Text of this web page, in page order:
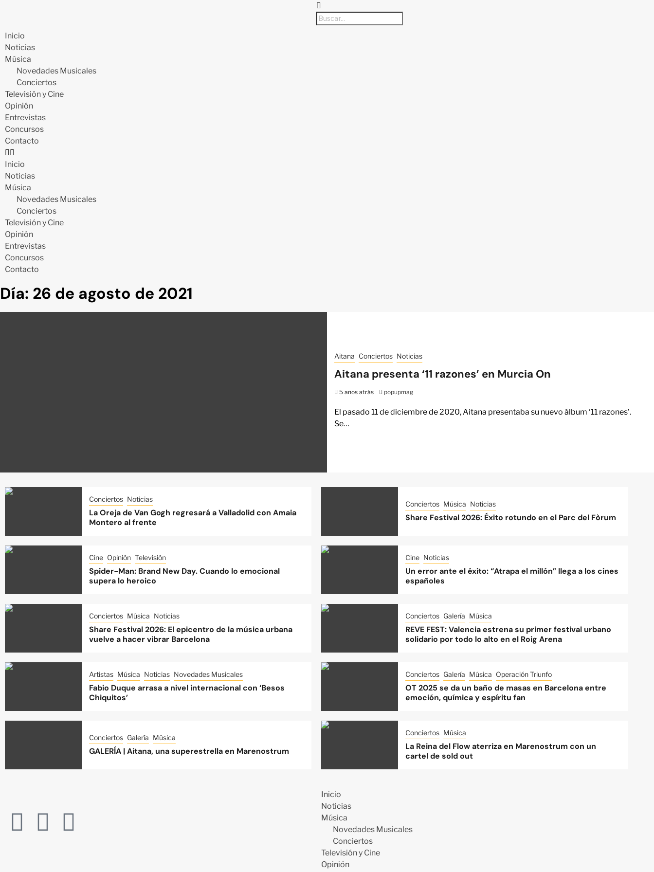
Inicio
Noticias
Música
Novedades Musicales
Conciertos
Televisión y Cine
Opinión
Entrevistas
Concursos
Contacto
Inicio
Noticias
Música
Novedades Musicales
Conciertos
Televisión y Cine
Opinión
Entrevistas
Concursos
Contacto
Día: 26 de agosto de 2021
Aitana Conciertos Noticias
Aitana presenta ‘11 razones’ en Murcia On
5 años atrás popupmag
El pasado 11 de diciembre de 2020, Aitana presentaba su nuevo álbum ‘11 razones’.
Se…
Conciertos Noticias
La Oreja de Van Gogh regresará a Valladolid con Amaia
Montero al frente
Conciertos Música Noticias
Share Festival 2026: Éxito rotundo en el Parc del Fòrum
Cine Opinión Televisión
Spider-Man: Brand New Day. Cuando lo emocional
supera lo heroico
Cine Noticias
Un error ante el éxito: “Atrapa el millón” llega a los cines
españoles
Conciertos Música Noticias
Share Festival 2026: El epicentro de la música urbana
vuelve a hacer vibrar Barcelona
Conciertos Galería Música
REVE FEST: Valencia estrena su primer festival urbano
solidario por todo lo alto en el Roig Arena
Artistas Música Noticias Novedades Musicales
Fabio Duque arrasa a nivel internacional con ‘Besos
Chiquitos’
Conciertos Galería Música Operación Triunfo
OT 2025 se da un baño de masas en Barcelona entre
emoción, química y espíritu fan
Conciertos Galería Música
GALERÍA | Aitana, una superestrella en Marenostrum
Conciertos Música
La Reina del Flow aterriza en Marenostrum con un
cartel de sold out
Inicio
Noticias
Música
Novedades Musicales
Conciertos
Televisión y Cine
Opinión